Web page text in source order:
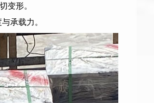
变形。
承载力。